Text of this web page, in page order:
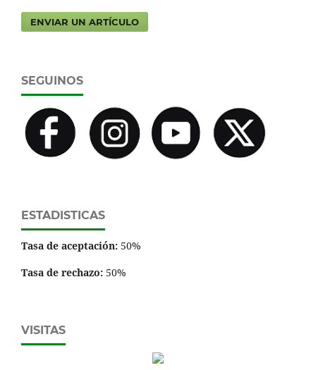
ENVIAR UN ARTÍCULO
SEGUINOS
ESTADISTICAS
Tasa de aceptación: 50%
Tasa de rechazo: 50%
VISITAS